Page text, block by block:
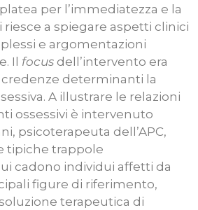
per l’immediatezza e la
a spiegare aspetti clinici
e argomentazioni
Il focus dell’intervento era
determinanti la
A illustrare le relazioni
ossessivi è intervenuto
psicoterapeuta dell’APC,
tipiche trappole
cadono individui affetti da
figure di riferimento,
terapeutica di